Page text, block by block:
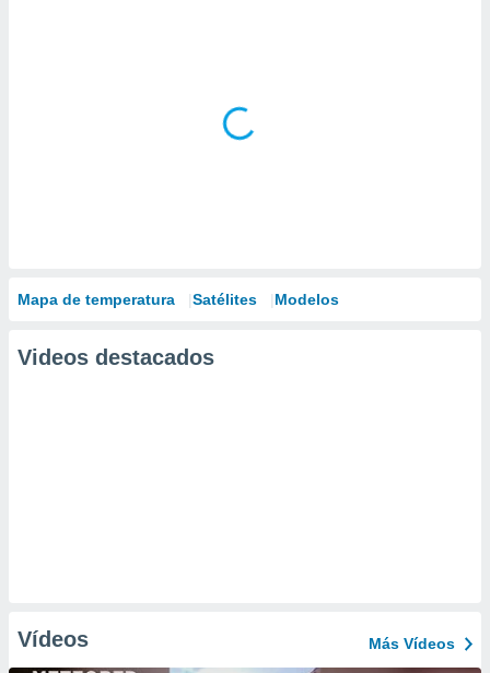
Mapa de temperatura Satélites Modelos
Videos destacados
Vídeos Más Vídeos